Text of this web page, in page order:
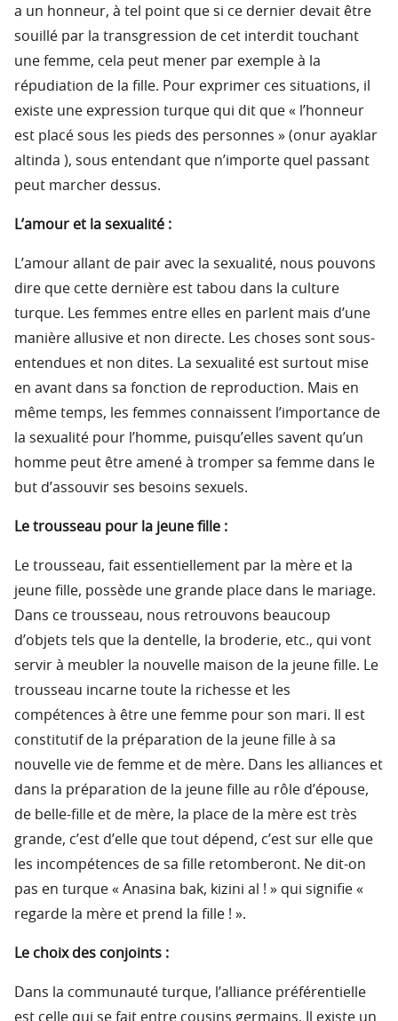
a un honneur, à tel point que si ce dernier devait être
souillé par la transgression de cet interdit touchant
une femme, cela peut mener par exemple à la
répudiation de la fille. Pour exprimer ces situations, il
existe une expression turque qui dit que « l’honneur
est placé sous les pieds des personnes » (onur ayaklar
altinda ), sous entendant que n’importe quel passant
peut marcher dessus.
L’amour et la sexualité :
L’amour allant de pair avec la sexualité, nous pouvons
dire que cette dernière est tabou dans la culture
turque. Les femmes entre elles en parlent mais d’une
manière allusive et non directe. Les choses sont sous-
entendues et non dites. La sexualité est surtout mise
en avant dans sa fonction de reproduction. Mais en
même temps, les femmes connaissent l’importance de
la sexualité pour l’homme, puisqu’elles savent qu’un
homme peut être amené à tromper sa femme dans le
but d’assouvir ses besoins sexuels.
Le trousseau pour la jeune fille :
Le trousseau, fait essentiellement par la mère et la
jeune fille, possède une grande place dans le mariage.
Dans ce trousseau, nous retrouvons beaucoup
d’objets tels que la dentelle, la broderie, etc., qui vont
servir à meubler la nouvelle maison de la jeune fille. Le
trousseau incarne toute la richesse et les
compétences à être une femme pour son mari. Il est
constitutif de la préparation de la jeune fille à sa
nouvelle vie de femme et de mère. Dans les alliances et
dans la préparation de la jeune fille au rôle d’épouse,
de belle-fille et de mère, la place de la mère est très
grande, c’est d’elle que tout dépend, c’est sur elle que
les incompétences de sa fille retomberont. Ne dit-on
pas en turque « Anasina bak, kizini al ! » qui signifie «
regarde la mère et prend la fille ! ».
Le choix des conjoints :
Dans la communauté turque, l’alliance préférentielle
est celle qui se fait entre cousins germains. Il existe un